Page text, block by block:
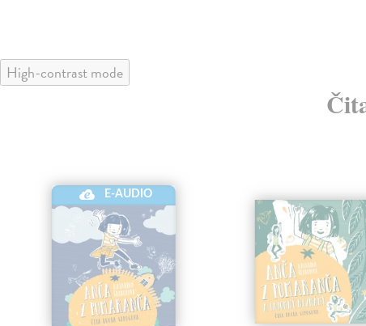
High-contrast mode
E-AUDIO